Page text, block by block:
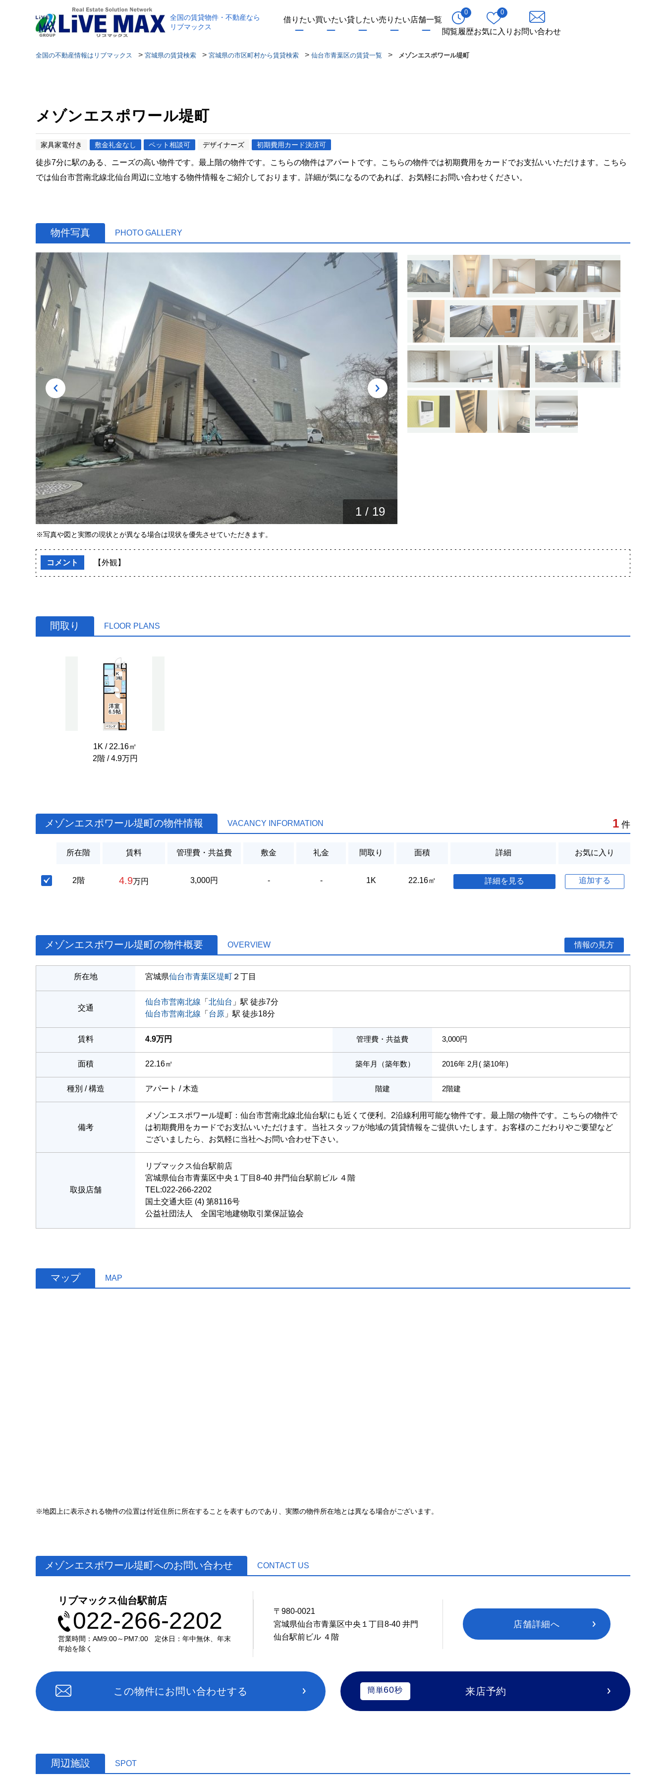
全国の賃貸物件・不動産なら
リブマックス
借りたい買いたい貸したい売りたい店舗一覧
0
閲覧履歴
0
お気に入り お問い合わせ
全国の不動産情報はリブマックス > 宮城県の賃貸検索 > 宮城県の市区町村から賃貸検索 > 仙台市青葉区の賃貸一覧 > メゾンエスポワール堤町
メゾンエスポワール堤町
家具家電付き 敷金礼金なし ペット相談可 デザイナーズ 初期費用カード決済可
徒歩7分に駅のある、ニーズの高い物件です。最上階の物件です。こちらの物件はアパートです。こちらの物件では初期費用をカードでお支払いいただけます。こちら
では仙台市営南北線北仙台周辺に立地する物件情報をご紹介しております。詳細が気になるのであれば、お気軽にお問い合わせください。
物件写真 PHOTO GALLERY
1 / 19
※写真や図と実際の現状とが異なる場合は現状を優先させていただきます。
コメント 【外観】
間取り FLOOR PLANS
1K / 22.16㎡
2階 / 4.9万円
メゾンエスポワール堤町の物件情報 VACANCY INFORMATION 1 件
所在階 賃料 管理費・共益費 敷金 礼金 間取り 面積 詳細 お気に入り
2階 4.9万円 3,000円 - - 1K 22.16㎡ 詳細を見る 追加する
メゾンエスポワール堤町の物件概要 OVERVIEW 情報の見方
所在地 宮城県仙台市青葉区堤町 ２丁目
交通
仙台市営南北線 「 北仙台 」駅 徒歩7分
仙台市営南北線 「 台原 」駅 徒歩18分
賃料 4.9万円 管理費・共益費 3,000円
面積 22.16㎡ 築年月（築年数） 2016年 2月( 築10年)
種別 / 構造 アパート / 木造 階建 2階建
備考
メゾンエスポワール堤町：仙台市営南北線北仙台駅にも近くて便利。2沿線利用可能な物件です。最上階の物件です。こちらの物件で
は初期費用をカードでお支払いいただけます。当社スタッフが地域の賃貸情報をご提供いたします。お客様のこだわりやご要望など
ございましたら、お気軽に当社へお問い合わせ下さい。
取扱店舗
リブマックス仙台駅前店
宮城県仙台市青葉区中央１丁目8-40 井門仙台駅前ビル ４階
TEL:022-266-2202
国土交通大臣 (4) 第8116号
公益社団法人 全国宅地建物取引業保証協会
マップ MAP
※地図上に表示される物件の位置は付近住所に所在することを表すものであり、実際の物件所在地とは異なる場合がございます。
メゾンエスポワール堤町へのお問い合わせ CONTACT US
リブマックス仙台駅前店
022-266-2202
営業時間：AM9:00～PM7:00
定休日：年中無休、年末
年始を除く
〒980-0021
宮城県仙台市青葉区中央１丁目8-40 井門
仙台駅前ビル ４階
店舗詳細へ
この物件にお問い合わせする 簡単60秒 来店予約
周辺施設 SPOT